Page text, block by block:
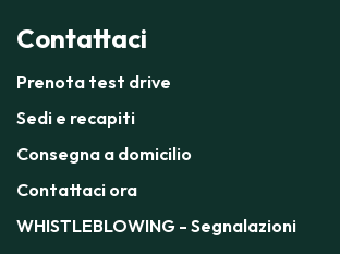
Contattaci
Prenota test drive
Sedi e recapiti
Consegna a domicilio
Contattaci ora
WHISTLEBLOWING - Segnalazioni